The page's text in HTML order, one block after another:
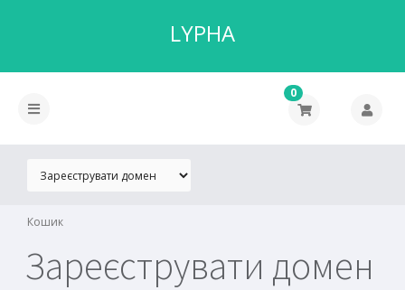
LYPHA
0
Кошик
Зареєструвати домен